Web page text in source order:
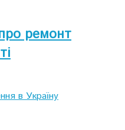
ремонт
в Україну